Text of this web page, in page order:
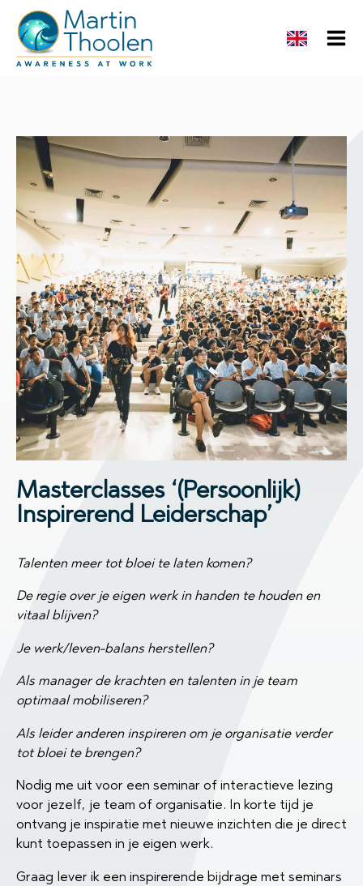
Masterclasses ‘(Persoonlijk)
Inspirerend Leiderschap’
Talenten meer tot bloei te laten komen?
De regie over je eigen werk in handen te houden en
vitaal blijven?
Je werk/leven-balans herstellen?
Als manager de krachten en talenten in je team
optimaal mobiliseren?
Als leider anderen inspireren om je organisatie verder
tot bloei te brengen?
Nodig me uit voor een seminar of interactieve lezing
voor jezelf, je team of organisatie. In korte tijd je
ontvang je inspiratie met nieuwe inzichten die je direct
kunt toepassen in je eigen werk.
Graag lever ik een inspirerende bijdrage met seminars